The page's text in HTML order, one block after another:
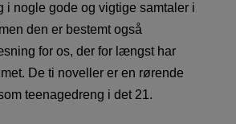
i nogle gode og vigtige samtaler i
den er bestemt også
for os, der for længst har
De ti noveller er en rørende
teenagedreng i det 21.